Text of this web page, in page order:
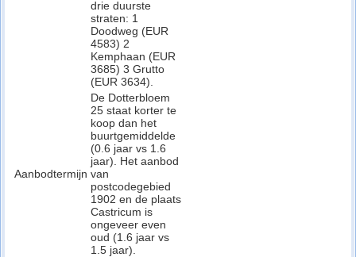
drie duurste
straten: 1
Doodweg (EUR
4583) 2
Kemphaan (EUR
3685) 3 Grutto
(EUR 3634).
Aanbodtermijn
De Dotterbloem
25 staat korter te
koop dan het
buurtgemiddelde
(0.6 jaar vs 1.6
jaar). Het aanbod
van
postcodegebied
1902 en de plaats
Castricum is
ongeveer even
oud (1.6 jaar vs
1.5 jaar).